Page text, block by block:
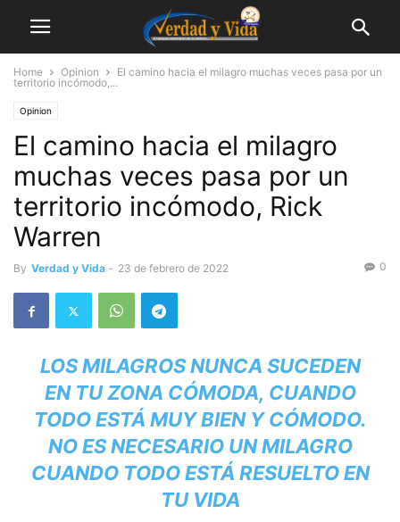
Home Opinion
El camino hacia el milagro muchas veces pasa por un
territorio incómodo,...
Opinion
El camino hacia el milagro
muchas veces pasa por un
territorio incómodo, Rick
Warren
By Verdad y Vida - 23 de febrero de 2022 0
LOS MILAGROS NUNCA SUCEDEN
EN TU ZONA CÓMODA, CUANDO
TODO ESTÁ MUY BIEN Y CÓMODO.
NO ES NECESARIO UN MILAGRO
CUANDO TODO ESTÁ RESUELTO EN
TU VIDA